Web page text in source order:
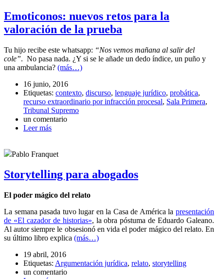
Emoticonos: nuevos retos para la
valoración de la prueba
Tu hijo recibe este whatsapp: “Nos vemos mañana al salir del
cole”. No pasa nada. ¿Y si se le añade un dedo índice, un puño y
una ambulancia? (más…)
16 junio, 2016
Etiquetas: contexto, discurso, lenguaje jurídico, probática,
recurso extraordinario por infracción procesal, Sala Primera,
Tribunal Supremo
un comentario
Leer más
Pablo Franquet
Storytelling para abogados
El poder mágico del relato
La semana pasada tuvo lugar en la Casa de América la presentación
de «El cazador de historias», la obra póstuma de Eduardo Galeano.
Al autor siempre le obsesionó en vida el poder mágico del relato. En
su último libro explica (más…)
19 abril, 2016
Etiquetas: Argumentación jurídica, relato, storytelling
un comentario